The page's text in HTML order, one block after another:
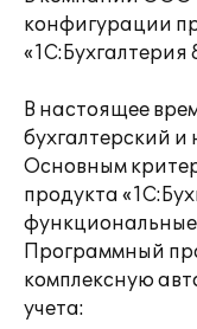
конфигурации
«1С:Бухгалтерия
В настоящее
бухгалтерский и
Основным
продукта
Программный
комплексную
учета: